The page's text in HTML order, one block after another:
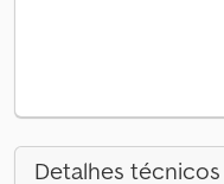
Detalhes técnicos